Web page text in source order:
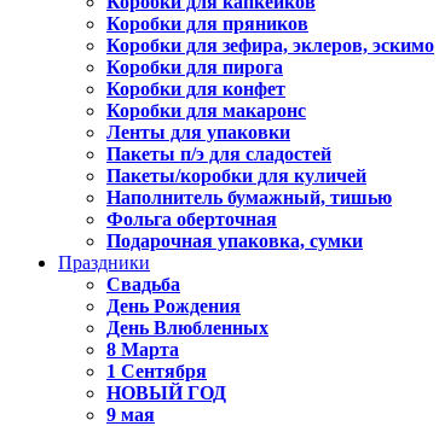
Коробки для пряников
Коробки для зефира, эклеров, эскимо
Коробки для пирога
Коробки для конфет
Коробки для макаронс
Ленты для упаковки
Пакеты п/э для сладостей
Пакеты/коробки для куличей
Наполнитель бумажный, тишью
Фольга оберточная
Подарочная упаковка, сумки
Праздники
Свадьба
День Рождения
День Влюбленных
8 Марта
1 Сентября
НОВЫЙ ГОД
9 мая